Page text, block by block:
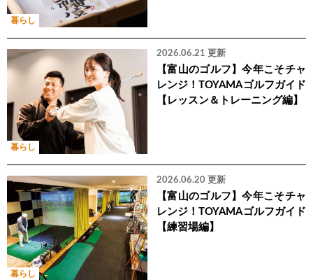
暮らし
暮らし
2026.06.21 更新
【富山のゴルフ】今年こそチャ
レンジ！TOYAMAゴルフガイド
【レッスン＆トレーニング編】
暮らし
2026.06.20 更新
【富山のゴルフ】今年こそチャ
レンジ！TOYAMAゴルフガイド
【練習場編】